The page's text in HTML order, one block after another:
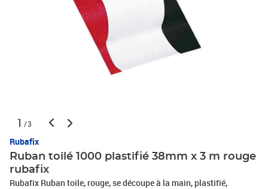
1 /3
Rubafix
Ruban toilé 1000 plastifié 38mm x 3 m rouge
rubafix
Rubafix Ruban toile, rouge, se découpe à la main, plastifié,